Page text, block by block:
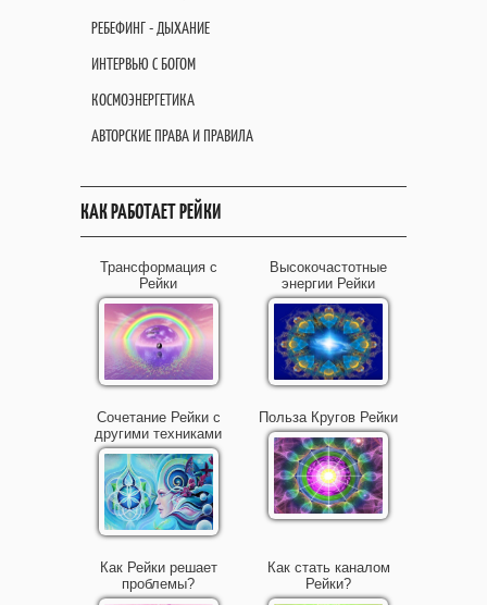
РЕБЕФИНГ - ДЫХАНИЕ
ИНТЕРВЬЮ С БОГОМ
КОСМОЭНЕРГЕТИКА
АВТОРСКИЕ ПРАВА И ПРАВИЛА
КАК РАБОТАЕТ РЕЙКИ
Трансформация с
Рейки
Высокочастотные
энергии Рейки
Сочетание Рейки с
другими техниками
Польза Кругов Рейки
Как Рейки решает
проблемы?
Как стать каналом
Рейки?